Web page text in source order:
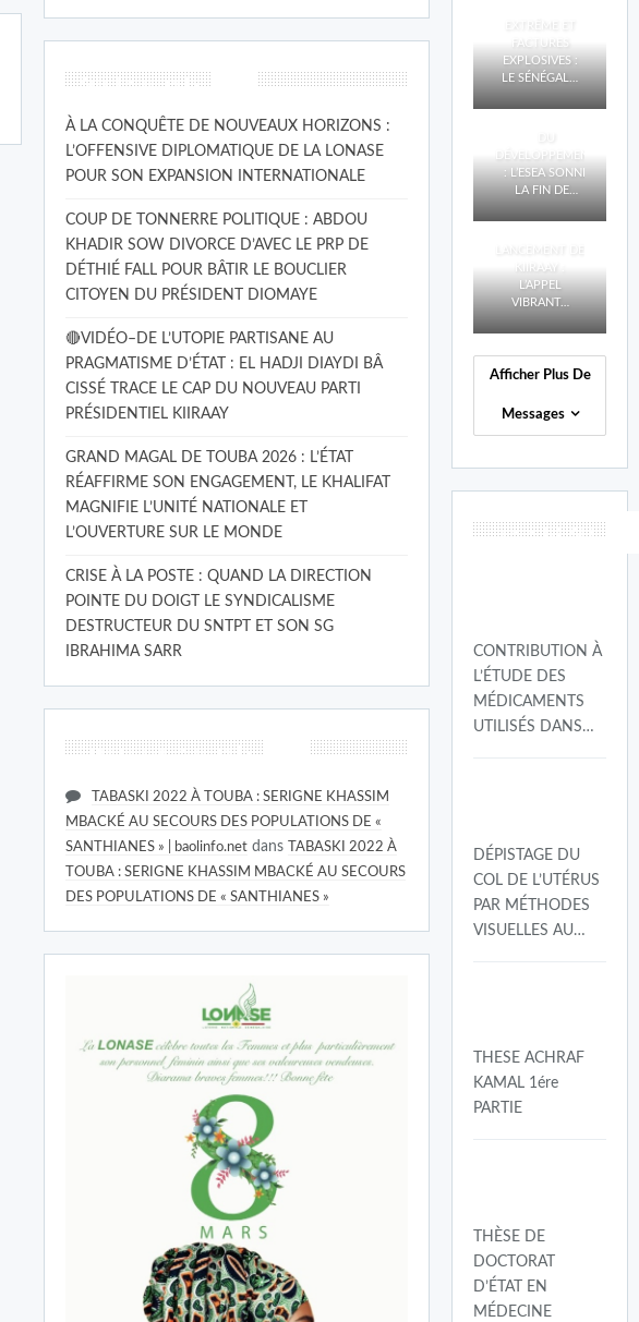
Articles récents
À LA CONQUÊTE DE NOUVEAUX HORIZONS :
L’OFFENSIVE DIPLOMATIQUE DE LA LONASE
POUR SON EXPANSION INTERNATIONALE
COUP DE TONNERRE POLITIQUE : ABDOU
KHADIR SOW DIVORCE D’AVEC LE PRP DE
DÉTHIÉ FALL POUR BÂTIR LE BOUCLIER
CITOYEN DU PRÉSIDENT DIOMAYE
🔴VIDÉO–DE L’UTOPIE PARTISANE AU
PRAGMATISME D’ÉTAT : EL HADJI DIAYDI BÂ
CISSÉ TRACE LE CAP DU NOUVEAU PARTI
PRÉSIDENTIEL KIIRAAY
GRAND MAGAL DE TOUBA 2026 : L’ÉTAT
RÉAFFIRME SON ENGAGEMENT, LE KHALIFAT
MAGNIFIE L’UNITÉ NATIONALE ET
L’OUVERTURE SUR LE MONDE
CRISE À LA POSTE : QUAND LA DIRECTION
POINTE DU DOIGT LE SYNDICALISME
DESTRUCTEUR DU SNTPT ET SON SG
IBRAHIMA SARR
Commentaires récents
TABASKI 2022 À TOUBA : SERIGNE KHASSIM
MBACKÉ AU SECOURS DES POPULATIONS DE «
SANTHIANES » | baolinfo.net dans
TABASKI 2022 À
TOUBA : SERIGNE KHASSIM MBACKÉ AU SECOURS
DES POPULATIONS DE « SANTHIANES »
FACTURES
EXPLOSIVES :
LE SÉNÉGAL…
DÉVELOPPEMENT
: L’ESEA SONNE
LA FIN DE…
KIIRAAY :
L’APPEL
VIBRANT…
Afficher Plus De
Messages
Thèses UCAD
CONTRIBUTION À
L’ÉTUDE DES
MÉDICAMENTS
UTILISÉS DANS…
DÉPISTAGE DU
COL DE L’UTÉRUS
PAR MÉTHODES
VISUELLES AU…
THESE ACHRAF
KAMAL 1ére
PARTIE
THÈSE DE
DOCTORAT
D’ÉTAT EN
MÉDECINE